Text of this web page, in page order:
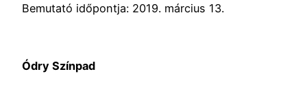
Bemutató időpontja: 2019. március 13.
Ódry Színpad